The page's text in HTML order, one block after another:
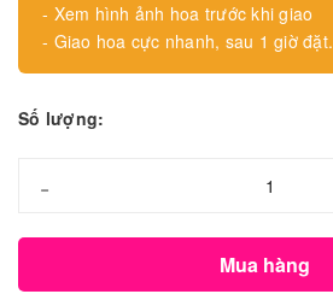
- Xem hình ảnh hoa trước khi giao
- Giao hoa cực nhanh, sau 1 giờ đặt.
Số lượng:
-
Mua hàng